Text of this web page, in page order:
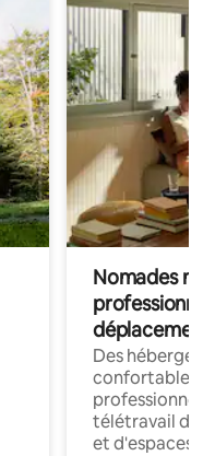
Nomades
déplacement
Des
confortables
professionnels
télétravail
et d'espaces